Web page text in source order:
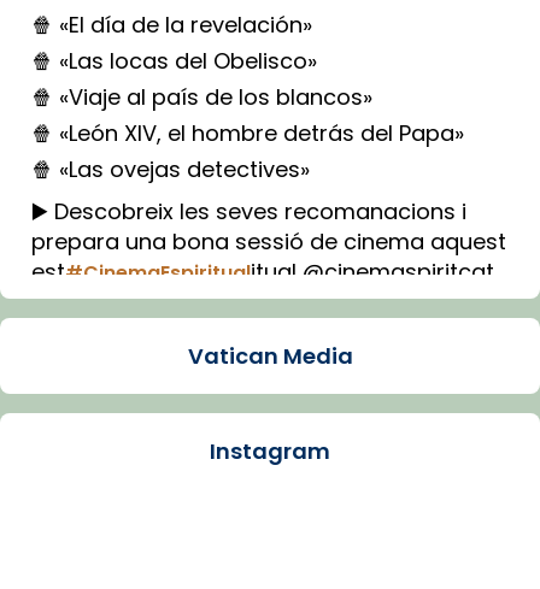
🍿 «El día de la revelación»
🍿 «Las locas del Obelisco»
🍿 «Viaje al país de los blancos»
🍿 «León XIV, el hombre detrás del Papa»
🍿 «Las ovejas detectives»
▶️ Descobreix les seves recomanacions i
prepara una bona sessió de cinema aquest
est#CinemaEspiritualitual @cinemaspiritcat
Imatge: Generada amb IA (OpenAI)
Arquebisbat de Barcelona
Vatican Media
Instagram